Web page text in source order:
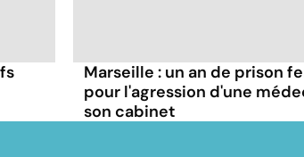
Marseille : un an de prison
pour l'agression d'une
son cabinet